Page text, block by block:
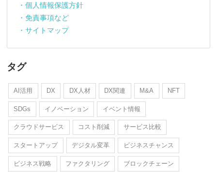
・個人情報保護方針
・免責事項など
・サイトマップ
タグ
AI活用 DX DX人材 DX関連 M&A NFT
SDGs イノベーション イベント情報
クラウドサービス コスト削減 サービス比較
スタートアップ デジタル変革 ビジネスチャンス
ビジネス戦略 ファクタリング ブロックチェーン